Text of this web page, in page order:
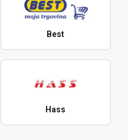
Best
Hass